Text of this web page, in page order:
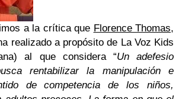
a la crítica que Florence Thomas,
realizado a propósito de La Voz Kids
al que considera “Un adefesio
rentabilizar la manipulación e
de competencia de los niños,